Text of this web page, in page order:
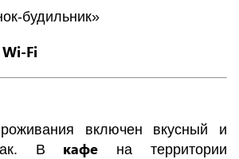
будильник»
Wi-Fi
включен вкусный и
В кафе на территории